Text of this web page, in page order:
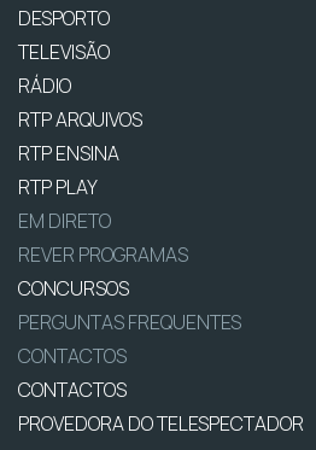
DESPORTO
TELEVISÃO
RÁDIO
RTP ARQUIVOS
RTP ENSINA
RTP PLAY
EM DIRETO
REVER PROGRAMAS
CONCURSOS
PERGUNTAS FREQUENTES
CONTACTOS
CONTACTOS
PROVEDORA DO TELESPECTADOR